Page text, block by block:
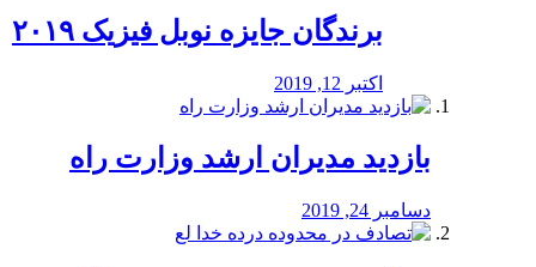
برندگان جایزه نوبل فیزیک ۲۰۱۹
اکتبر 12, 2019
بازدید مدیران ارشد وزارت راه
دسامبر 24, 2019